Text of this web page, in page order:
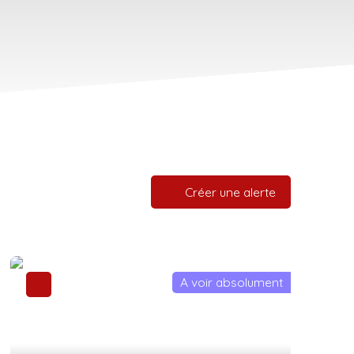
Créer une alerte
A voir absolument